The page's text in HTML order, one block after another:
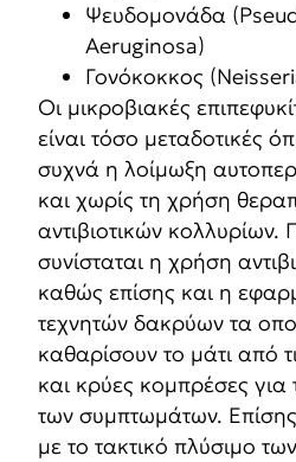
Ψευδομονάδα
Aeruginosa)
Γονόκοκκος
Oι μικροβιακές
είναι τόσο μεταδοτικές
συχνά η λοίμωξη
και χωρίς τη χρήση
αντιβιοτικών
συνίσταται η χρήση
καθώς επίσης και η
τεχνητών δακρύων τα
καθαρίσουν το μάτι από
και κρύες κομπρέσες
των συμπτωμάτων.
με το τακτικό πλύσιμο